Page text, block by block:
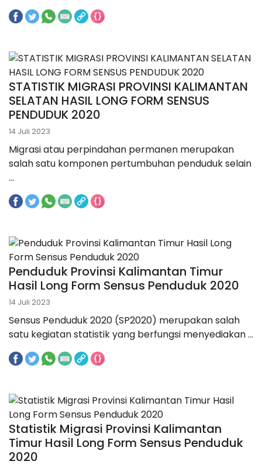
STATISTIK MIGRASI PROVINSI KALIMANTAN
SELATAN HASIL LONG FORM SENSUS
PENDUDUK 2020
14 Juli 2023
Migrasi atau perpindahan permanen merupakan
salah satu komponen pertumbuhan penduduk selain
...
Penduduk Provinsi Kalimantan Timur
Hasil Long Form Sensus Penduduk 2020
14 Juli 2023
Sensus Penduduk 2020 (SP2020) merupakan salah
satu kegiatan statistik yang berfungsi menyediakan ...
Statistik Migrasi Provinsi Kalimantan
Timur Hasil Long Form Sensus Penduduk
2020